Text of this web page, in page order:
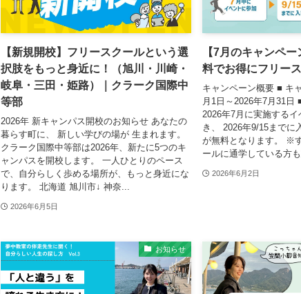
【新規開校】フリースクールという選
択肢をもっと身近に！（旭川・川崎・
岐阜・三田・姫路）｜クラーク国際中
等部
2026年 新キャンパス開校のお知らせ あなたの
暮らす町に、 新しい学びの場が 生まれます。
クラーク国際中等部は2026年、新たに5つのキ
ャンパスを開校します。 一人ひとりのペース
で、自分らしく歩める場所が、もっと身近にな
ります。 北海道 旭川市↓ 神奈...
2026年6月5日
【7月のキャンペ
料でお得にフリー
キャンペーン概要 ■ キ
月1日～2026年7月31日
2026年7月に実施する
き、 2026年9/15までに
が無料となります。 ※
ールに通学している方
2026年6月2日
お知らせ